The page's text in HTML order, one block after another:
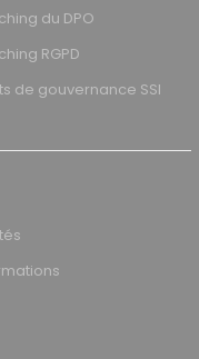
le thème de la
conformer aux
du DPO
RGPD
de gouvernance SSI